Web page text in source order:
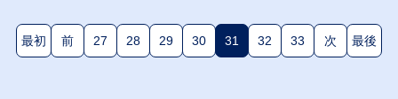
最初 前 27 28 29 30 31(現在のページ)
32 33 次 最後